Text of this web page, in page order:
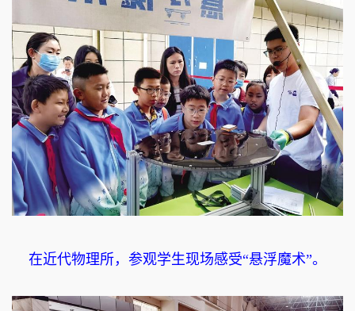
在近代物理所，参观学生现场感受“悬浮魔术”。